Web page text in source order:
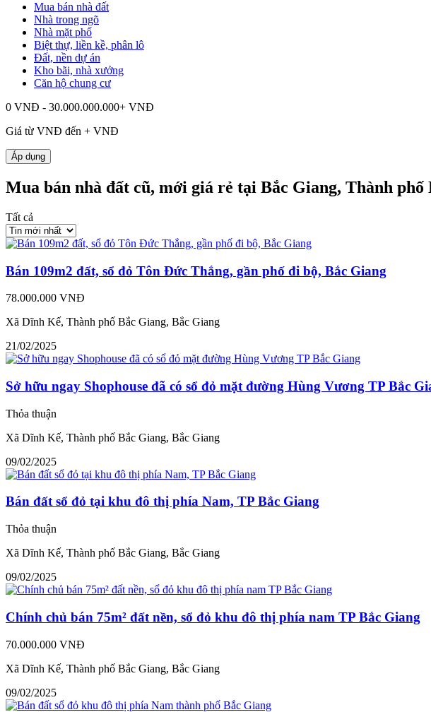
Mua bán nhà đất
Nhà trong ngõ
Nhà mặt phố
Biệt thự, liền kề, phân lô
Đất, nền dự án
Kho bãi, nhà xưởng
Căn hộ chung cư
0 VNĐ - 30.000.000.000+ VNĐ
Giá từ VNĐ đến + VNĐ
Áp dụng
Mua bán nhà đất cũ, mới giá rẻ tại Bắc Giang, Thành phố
Tất cả
Bán 109m2 đất, sổ đỏ Tôn Đức Thắng, gần phố đi bộ, Bắc Giang
78.000.000 VNĐ
Xã Dĩnh Kế, Thành phố Bắc Giang, Bắc Giang
21/02/2025
Sở hữu ngay Shophouse đã có sổ đỏ mặt đường Hùng Vương TP Bắc
Thỏa thuận
Xã Dĩnh Kế, Thành phố Bắc Giang, Bắc Giang
09/02/2025
Bán đất sổ đỏ tại khu đô thị phía Nam, TP Bắc Giang
Thỏa thuận
Xã Dĩnh Kế, Thành phố Bắc Giang, Bắc Giang
09/02/2025
Chính chủ bán 75m² đất nền, sổ đỏ khu đô thị phía nam TP Bắc Giang
70.000.000 VNĐ
Xã Dĩnh Kế, Thành phố Bắc Giang, Bắc Giang
09/02/2025